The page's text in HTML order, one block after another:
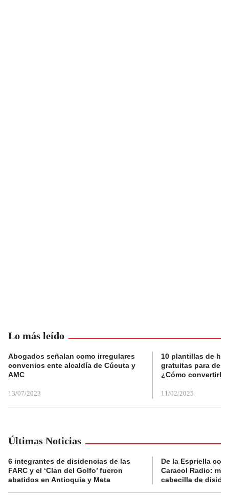
Lo más leído
Abogados señalan como irregulares
convenios ente alcaldía de Cúcuta y
AMC
13/07/2023
10 plantillas de
gratuitas para
¿Cómo convertirla
11/02/2025
Últimas Noticias
6 integrantes de disidencias de las
FARC y el ‘Clan del Golfo’ fueron
abatidos en Antioquia y Meta
De la Espriella
Caracol Radio:
cabecilla de